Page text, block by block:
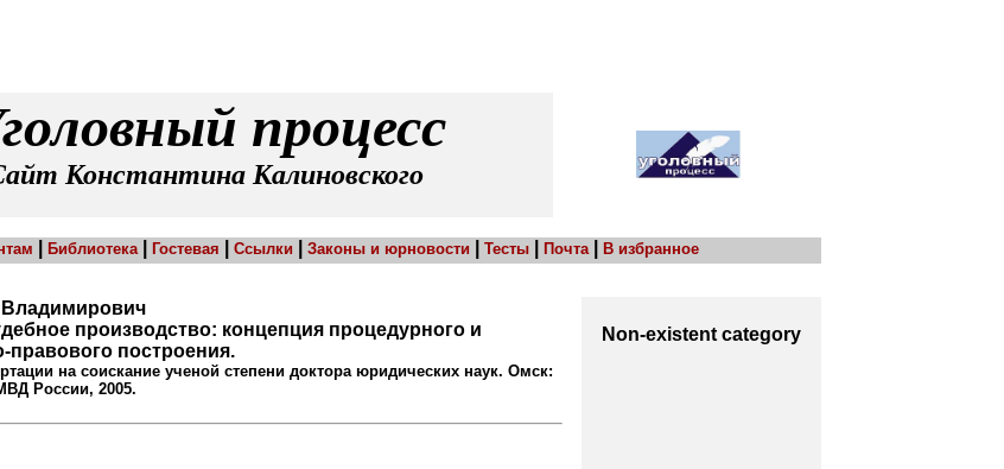
процесс
Константина Калиновского
Библиотека| Гостевая Ссылки Законы и юрновости Тесты| Почта| В избранное
производство: концепция процедурного и
построения.
на соискание ученой степени доктора юридических наук. Омск:
России, 2005.
Non-existent category